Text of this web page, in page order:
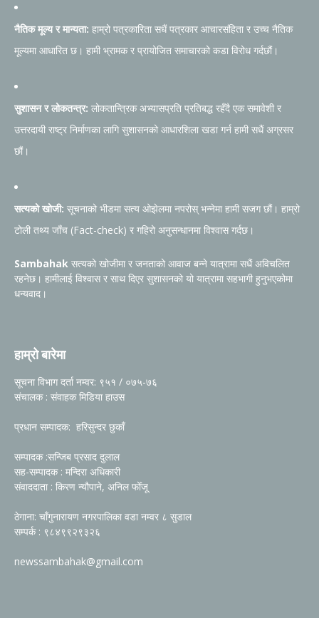
नैतिक मूल्य र मान्यता: हाम्रो पत्रकारिता सधैं पत्रकार आचारसंहिता र उच्च नैतिक
मूल्यमा आधारित छ। हामी भ्रामक र प्रायोजित समाचारको कडा विरोध गर्दछौं।
सुशासन र लोकतन्त्र: लोकतान्त्रिक अभ्यासप्रति प्रतिबद्ध रहँदै एक समावेशी र
उत्तरदायी राष्ट्र निर्माणका लागि सुशासनको आधारशिला खडा गर्न हामी सधैं अग्रसर
छौं।
सत्यको खोजी: सूचनाको भीडमा सत्य ओझेलमा नपरोस् भन्नेमा हामी सजग छौं। हाम्रो
टोली तथ्य जाँच (Fact-check) र गहिरो अनुसन्धानमा विश्वास गर्दछ।
Sambahak सत्यको खोजीमा र जनताको आवाज बन्ने यात्रामा सधैं अविचलित
रहनेछ। हामीलाई विश्वास र साथ दिएर सुशासनको यो यात्रामा सहभागी हुनुभएकोमा
धन्यवाद।
हाम्रो बारेमा
सूचना विभाग दर्ता नम्वर: ९५१ / ०७५-७६
संचालक : संवाहक मिडिया हाउस
प्रधान सम्पादक: हरिसुन्दर छुकाँ
सम्पादक :सन्जिब प्रसाद दुलाल
सह-सम्पादक : मन्दिरा अधिकारी
संवाददाता : किरण न्यौपाने, अनिल फोँजू
ठेगाना: चाँगुनारायण नगरपालिका वडा नम्वर ८ सुडाल
सम्पर्क : ९८४९९२९३२६
newssambahak@gmail.com